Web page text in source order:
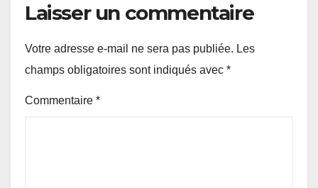
Laisser un commentaire
Votre adresse e-mail ne sera pas publiée. Les
champs obligatoires sont indiqués avec *
Commentaire *